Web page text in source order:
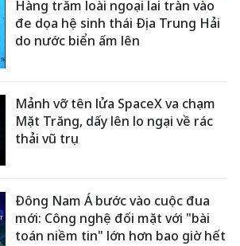
Hàng trăm loài ngoại lai tràn vào
đe dọa hệ sinh thái Địa Trung Hải
do nước biển ấm lên
Mảnh vỡ tên lửa SpaceX va chạm
Mặt Trăng, dấy lên lo ngại về rác
thải vũ trụ
Đông Nam Á bước vào cuộc đua
mới: Công nghệ đối mặt với "bài
toán niềm tin" lớn hơn bao giờ hết